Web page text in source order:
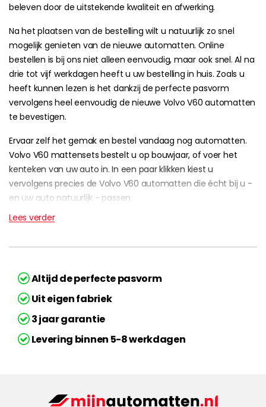
beleven door de uitstekende kwaliteit en afwerking.
Na het plaatsen van de bestelling wilt u natuurlijk zo snel
mogelijk genieten van de nieuwe automatten. Online
bestellen is bij ons niet alleen eenvoudig, maar ook snel. Al na
drie tot vijf werkdagen heeft u uw bestelling in huis. Zoals u
heeft kunnen lezen is het dankzij de perfecte pasvorm
vervolgens heel eenvoudig de nieuwe Volvo V60 automatten
te bevestigen.
Ervaar zelf het gemak en bestel vandaag nog automatten.
Volvo V60 mattensets bestelt u op bouwjaar, of voer het
kenteken van uw auto in. In een paar klikken kiest u
vervolgens precies de Volvo V60 automatten die écht bij u -
en uw auto natuurlijk - passen.
Lees verder
Altijd de perfecte pasvorm
Uit eigen fabriek
3 jaar garantie
Levering binnen 5-8 werkdagen